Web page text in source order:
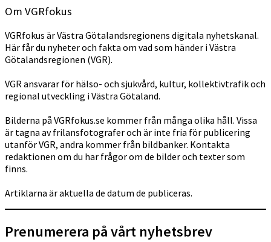
Om VGRfokus
VGRfokus är Västra Götalandsregionens digitala nyhetskanal.
Här får du nyheter och fakta om vad som händer i Västra
Götalandsregionen (VGR).
VGR ansvarar för hälso- och sjukvård, kultur, kollektivtrafik och
regional utveckling i Västra Götaland.
Bilderna på VGRfokus.se kommer från många olika håll. Vissa
är tagna av frilansfotografer och är inte fria för publicering
utanför VGR, andra kommer från bildbanker. Kontakta
redaktionen om du har frågor om de bilder och texter som
finns.
Artiklarna är aktuella de datum de publiceras.
Prenumerera på vårt nyhetsbrev